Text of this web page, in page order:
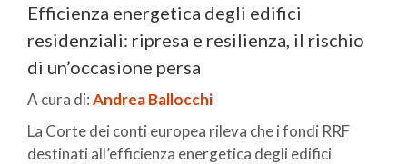
Efficienza energetica degli edifici
residenziali: ripresa e resilienza, il rischio
di un’occasione persa
A cura di:Andrea Ballocchi
La Corte dei conti europea rileva che i fondi RRF
destinati all’efficienza energetica degli edifici